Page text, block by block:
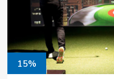
15%